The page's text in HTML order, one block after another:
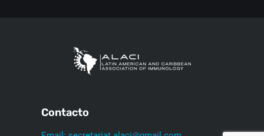
Contacto